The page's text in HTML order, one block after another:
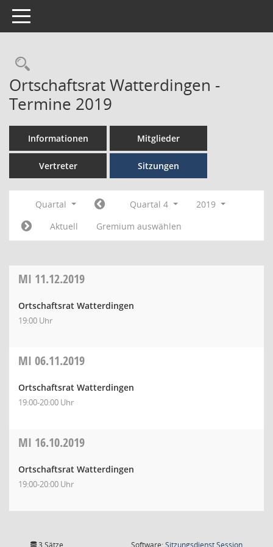
Toggle navigation
Ortschaftsrat Watterdingen -
Termine 2019
Informationen Mitglieder
Vertreter Sitzungen
Quartal Quartal 4
2019
Aktuell
Gremium auswählen
MI 11.12.2019
Ortschaftsrat Watterdingen
19:00 Uhr
MI 06.11.2019
Ortschaftsrat Watterdingen
19:00-20:00 Uhr
MI 16.10.2019
Ortschaftsrat Watterdingen
19:00-20:00 Uhr
3 Sätze Software:SitzungsdienstSession(Wird in